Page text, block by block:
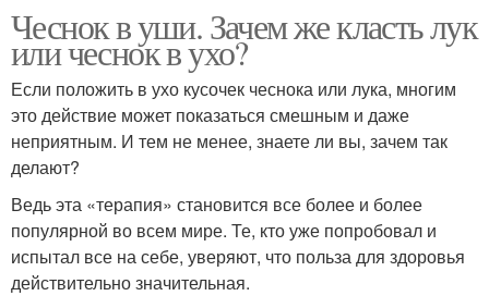
Чеснок в уши. Зачем же класть лук
или чеснок в ухо?
Если положить в ухо кусочек чеснока или лука, многим
это действие может показаться смешным и даже
неприятным. И тем не менее, знаете ли вы, зачем так
делают?
Ведь эта «терапия» становится все более и более
популярной во всем мире. Те, кто уже попробовал и
испытал все на себе, уверяют, что польза для здоровья
действительно значительная.